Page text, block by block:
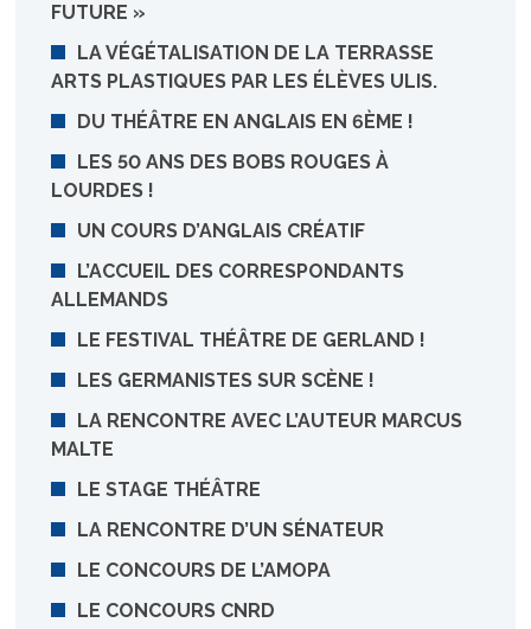
FUTURE »
LA VÉGÉTALISATION DE LA TERRASSE
ARTS PLASTIQUES PAR LES ÉLÈVES ULIS.
DU THÉÂTRE EN ANGLAIS EN 6ÈME !
LES 50 ANS DES BOBS ROUGES À
LOURDES !
UN COURS D’ANGLAIS CRÉATIF
L’ACCUEIL DES CORRESPONDANTS
ALLEMANDS
LE FESTIVAL THÉÂTRE DE GERLAND !
LES GERMANISTES SUR SCÈNE !
LA RENCONTRE AVEC L’AUTEUR MARCUS
MALTE
LE STAGE THÉÂTRE
LA RENCONTRE D’UN SÉNATEUR
LE CONCOURS DE L’AMOPA
LE CONCOURS CNRD